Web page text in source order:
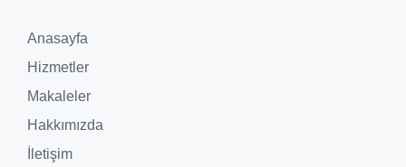
Anasayfa
Hizmetler
Makaleler
Hakkımızda
İletişim